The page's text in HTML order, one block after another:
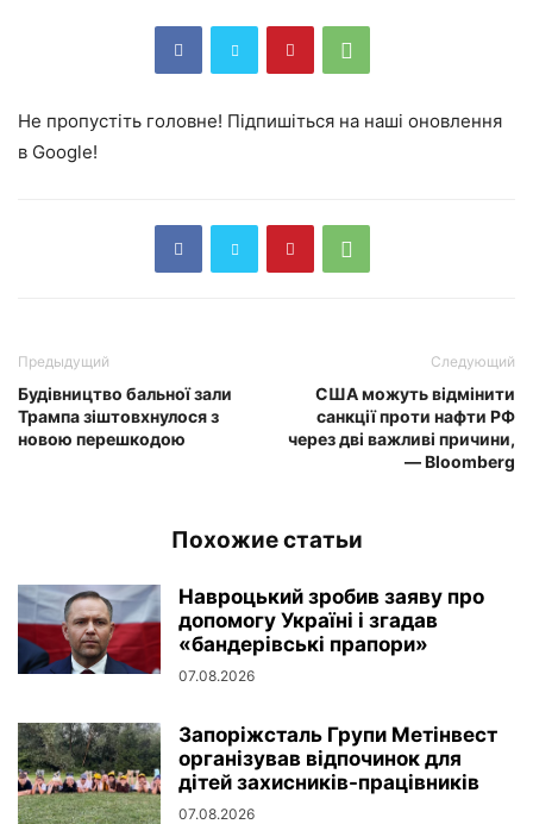
Не пропустіть головне! Підпишіться на наші оновлення
в Google!
Предыдущий
Будівництво бальної зали
Трампа зіштовхнулося з
новою перешкодою
Следующий
США можуть відмінити
санкції проти нафти РФ
через дві важливі причини,
— Bloomberg
Похожие статьи
Навроцький зробив заяву про
допомогу Україні і згадав
«бандерівські прапори»
07.08.2026
Запоріжсталь Групи Метінвест
організував відпочинок для
дітей захисників-працівників
07.08.2026